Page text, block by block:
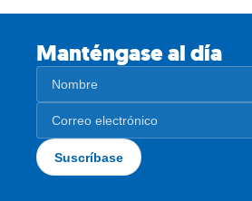
Manténgase al día